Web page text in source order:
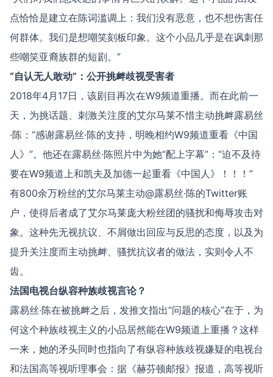
点恰恰是建立在陈词滥调上：我们没有恶意，也不想伤害任
何群体。我们是想嘲笑刻板印象。这个小品几乎是在讽刺那
些嘲笑亚裔族群的短剧。”
“自认无人敢动” ：公开挑衅歧视受害者
2018年4月17日，该剧目再次在W9频道重播。而在此前一
天，为挑话题、刺激关注度的艾尔马莱不惜主动挑衅露易丝
·陈：“感谢露易丝·陈的支持，明晚相约W9频道重看《中国
人》”。他还在露易丝·陈照片中为她“配上字幕”：“迫不及待
要在W9频道上和凯夫及加德一起重看《中国人》！！！”
有800余万粉丝的艾尔马莱主动@露易丝·陈的Twitter账
户，使得后者成了艾尔马莱庞大粉丝团的骚扰和侮辱攻击对
象。这种先无视抗议、不屑做出回应与反思的态度，以及为
提升关注度而主动挑衅、骚扰抗议者的做法，实则令人不
齿。
法国电视台纵容种族歧视言论？
露易丝·陈在被挑衅之后，发推文指出“问题的核心”在于，为
何这个种族歧视主义的小品居然能在W9频道上重播？这样
一来，她的矛头同时也指向了有纵容种族歧视嫌疑的电视台
和法国高等视听理事会：据《赫芬顿邮报》报道，高等视听